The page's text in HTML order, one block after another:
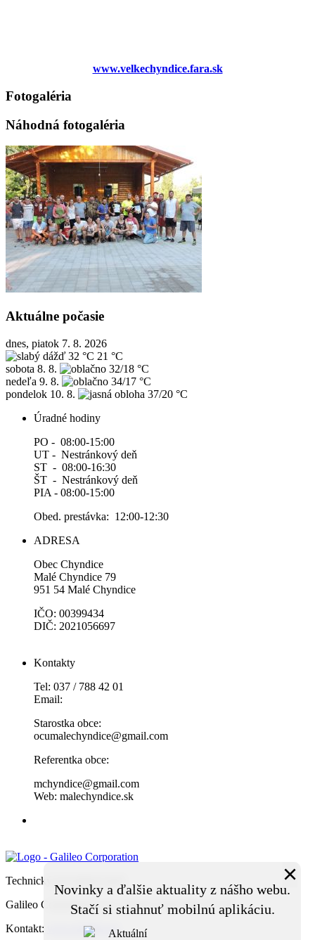
Novinky a ďalšie aktuality z nášho webu.
Stačí si stiahnuť mobilnú aplikáciu.
×
www.velkechyndice.fara.sk
Fotogaléria
Náhodná fotogaléria
Aktuálne počasie
dnes, piatok 7. 8. 2026
32 °C 21 °C
sobota 8. 8.
32/18 °C
nedeľa 9. 8.
34/17 °C
pondelok 10. 8.
37/20 °C
Úradné hodiny
PO - 08:00-15:00
UT - Nestránkový deň
ST - 08:00-16:30
ŠT - Nestránkový deň
PIA - 08:00-15:00
Obed. prestávka: 12:00-12:30
ADRESA
Obec Chyndice
Malé Chyndice 79
951 54 Malé Chyndice
IČO: 00399434
DIČ: 2021056697
Kontakty
Tel: 037 / 788 42 01
Email:
Starostka obce:
ocumalechyndice@gmail.com
Referentka obce:
mchyndice@gmail.com
Web: malechyndice.sk
Technický prevádzkovateľ:
Galileo Corporation s.r.o., Čierna Voda 468, 925 06
Kontakt:
www.igalileo.sk